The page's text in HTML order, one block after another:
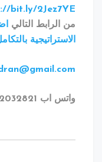
http://bit.ly/
التالياضغط هنا :
بالتكاملأو